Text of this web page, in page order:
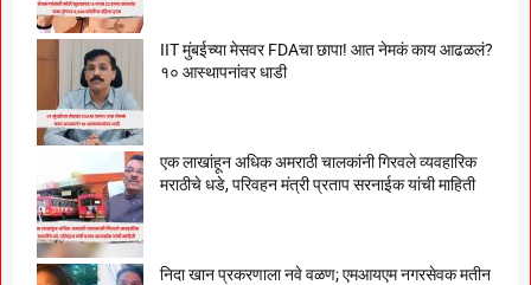
IIT मुंबईच्या मेसवर FDAचा छापा! आत नेमकं काय आढळलं?
१० आस्थापनांवर धाडी
एक लाखांहून अधिक अमराठी चालकांनी गिरवले व्यवहारिक
मराठीचे धडे, परिवहन मंत्री प्रताप सरनाईक यांची माहिती
निदा खान प्रकरणाला नवे वळण; एमआयएम नगरसेवक मतीन